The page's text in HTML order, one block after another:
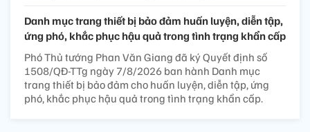
Danh mục trang thiết bị bảo đảm huấn luyện, diễn tập,
ứng phó, khắc phục hậu quả trong tình trạng khẩn cấp
Phó Thủ tướng Phan Văn Giang đã ký Quyết định số
1508/QĐ-TTg ngày 7/8/2026 ban hành Danh mục
trang thiết bị bảo đảm cho huấn luyện, diễn tập, ứng
phó, khắc phục hậu quả trong tình trạng khẩn cấp.